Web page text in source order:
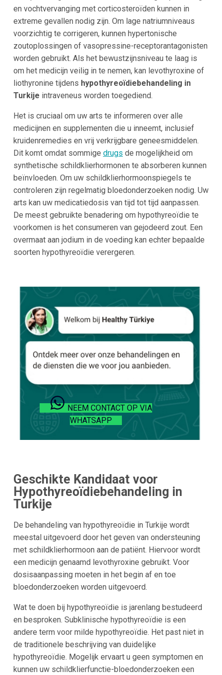
en vochtvervanging met corticosteroïden kunnen in
extreme gevallen nodig zijn. Om lage natriumniveaus
voorzichtig te corrigeren, kunnen hypertonische
zoutoplossingen of vasopressine-receptorantagonisten
worden gebruikt. Als het bewustzijnsniveau te laag is
om het medicijn veilig in te nemen, kan levothyroxine of
liothyronine tijdens hypothyreoïdiebehandeling in
Turkije intraveneus worden toegediend.
Het is cruciaal om uw arts te informeren over alle
medicijnen en supplementen die u inneemt, inclusief
kruidenremedies en vrij verkrijgbare geneesmiddelen.
Dit komt omdat sommige drugs de mogelijkheid om
synthetische schildklierhormonen te absorberen kunnen
beïnvloeden. Om uw schildklierhormoonspiegels te
controleren zijn regelmatig bloedonderzoeken nodig. Uw
arts kan uw medicatiedosis van tijd tot tijd aanpassen.
De meest gebruikte benadering om hypothyreoïdie te
voorkomen is het consumeren van gejodeerd zout. Een
overmaat aan jodium in de voeding kan echter bepaalde
soorten hypothyreoïdie verergeren.
NEEM CONTACT OP VIA
WHATSAPP
Geschikte Kandidaat voor
Hypothyreoïdiebehandeling in
Turkije
De behandeling van hypothyreoïdie in Turkije wordt
meestal uitgevoerd door het geven van ondersteuning
met schildklierhormoon aan de patiënt. Hiervoor wordt
een medicijn genaamd levothyroxine gebruikt. Voor
dosisaanpassing moeten in het begin af en toe
bloedonderzoeken worden uitgevoerd.
Wat te doen bij hypothyreoïdie is jarenlang bestudeerd
en besproken. Subklinische hypothyreoïdie is een
andere term voor milde hypothyreoïdie. Het past niet in
de traditionele beschrijving van duidelijke
hypothyreoïdie. Mogelijk ervaart u geen symptomen en
kunnen uw schildklierfunctie-bloedonderzoeken een